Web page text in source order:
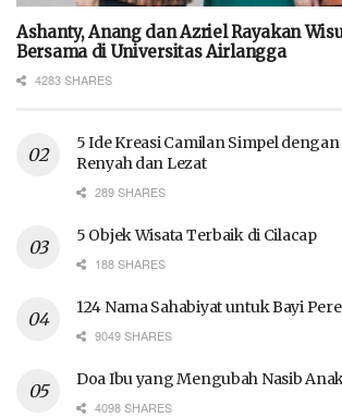
Ashanty, Anang dan Azriel Rayakan
Bersama di Universitas Airlangga
4283 SHARES
5 Ide Kreasi Camilan Simpel
Renyah dan Lezat
289 SHARES
5 Objek Wisata Terbaik di Cilacap
188 SHARES
124 Nama Sahabiyat untuk Bayi
9049 SHARES
Doa Ibu yang Mengubah Nasib
4098 SHARES